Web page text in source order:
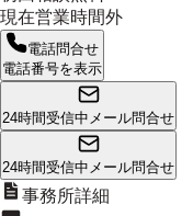
現在営業時間外
電話問合せ
電話番号を表示
24時間受信中 メール問合せ
24時間受信中 メール問合せ
事務所詳細